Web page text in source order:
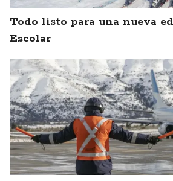
Todo listo para una nueva
Escolar